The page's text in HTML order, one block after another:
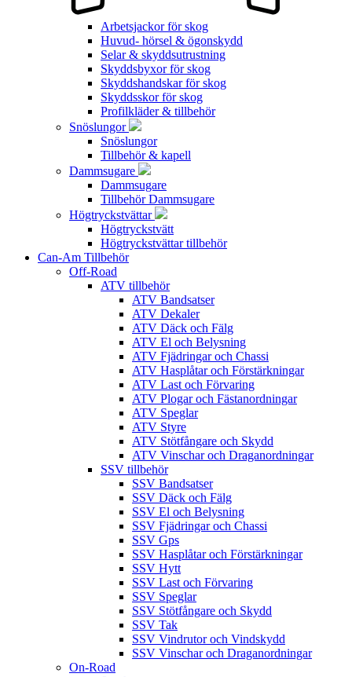
Arbetsjackor för skog
Huvud- hörsel & ögonskydd
Selar & skyddsutrustning
Skyddsbyxor för skog
Skyddshandskar för skog
Skyddsskor för skog
Profilkläder & tillbehör
Snöslungor
Snöslungor
Tillbehör & kapell
Dammsugare
Dammsugare
Tillbehör Dammsugare
Högtryckstvättar
Högtryckstvätt
Högtryckstvättar tillbehör
Can-Am Tillbehör
Off-Road
ATV tillbehör
ATV Bandsatser
ATV Dekaler
ATV Däck och Fälg
ATV El och Belysning
ATV Fjädringar och Chassi
ATV Hasplåtar och Förstärkningar
ATV Last och Förvaring
ATV Plogar och Fästanordningar
ATV Speglar
ATV Styre
ATV Stötfångare och Skydd
ATV Vinschar och Draganordningar
SSV tillbehör
SSV Bandsatser
SSV Däck och Fälg
SSV El och Belysning
SSV Fjädringar och Chassi
SSV Gps
SSV Hasplåtar och Förstärkningar
SSV Hytt
SSV Last och Förvaring
SSV Speglar
SSV Stötfångare och Skydd
SSV Tak
SSV Vindrutor och Vindskydd
SSV Vinschar och Draganordningar
On-Road